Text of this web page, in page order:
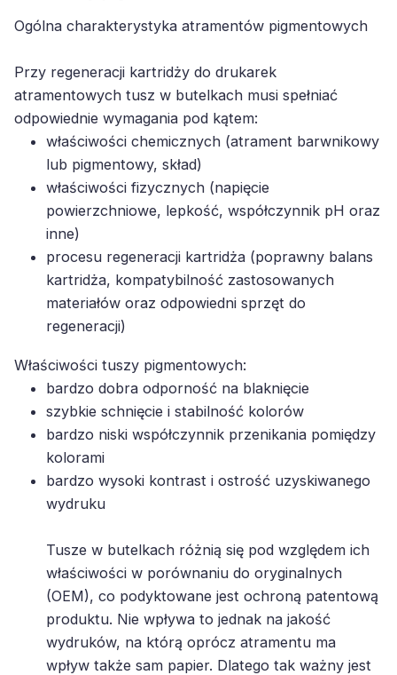
Ogólna charakterystyka atramentów pigmentowych
Przy regeneracji kartridży do drukarek
atramentowych tusz w butelkach musi spełniać
odpowiednie wymagania pod kątem:
właściwości chemicznych (atrament barwnikowy
lub pigmentowy, skład)
właściwości fizycznych (napięcie
powierzchniowe, lepkość, współczynnik pH oraz
inne)
procesu regeneracji kartridża (poprawny balans
kartridża, kompatybilność zastosowanych
materiałów oraz odpowiedni sprzęt do
regeneracji)
Właściwości tuszy pigmentowych:
bardzo dobra odporność na blaknięcie
szybkie schnięcie i stabilność kolorów
bardzo niski współczynnik przenikania pomiędzy
kolorami
bardzo wysoki kontrast i ostrość uzyskiwanego
wydruku
Tusze w butelkach różnią się pod względem ich
właściwości w porównaniu do oryginalnych
(OEM), co podyktowane jest ochroną patentową
produktu. Nie wpływa to jednak na jakość
wydruków, na którą oprócz atramentu ma
wpływ także sam papier. Dlatego tak ważny jest